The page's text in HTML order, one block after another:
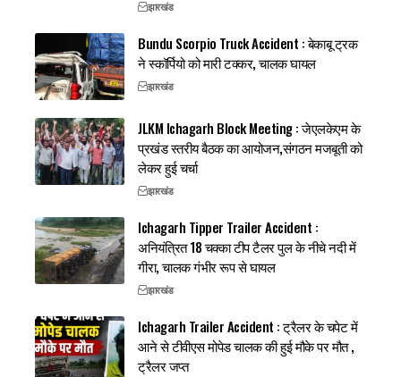
झारखंड
Bundu Scorpio Truck Accident : बेकाबू ट्रक
ने स्कॉर्पियो को मारी टक्कर, चालक घायल
झारखंड
JLKM Ichagarh Block Meeting : जेएलकेएम के
प्रखंड स्तरीय बैठक का आयोजन,संगठन मजबूती को
लेकर हुई चर्चा
झारखंड
Ichagarh Tipper Trailer Accident :
अनियंत्रित 18 चक्का टीप टैलर पुल के नीचे नदी में
गीरा, चालक गंभीर रूप से घायल
झारखंड
Ichagarh Trailer Accident : ट्रैलर के चपेट में
आने से टीवीएस मोपेड चालक की हुई मौके पर मौत ,
ट्रैलर जप्त